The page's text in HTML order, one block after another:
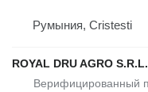
Румыния, Cristesti
ROYAL DRU AGRO S.R.L.